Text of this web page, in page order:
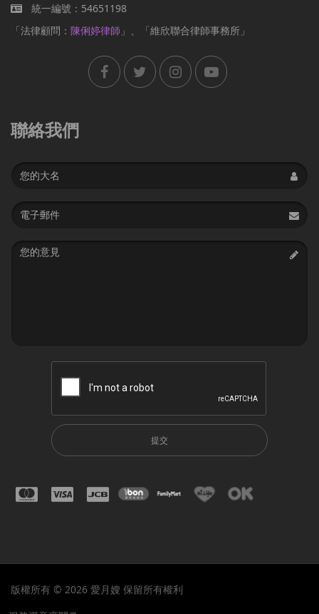
統一編號：54651198
「法律顧問： 陳俐婷律師 」、「維欣聯合律師事務所」
聯絡我們
Name
Email
address
Message
提交
版權所有 © 2026 愛月嫂 保留所有權利